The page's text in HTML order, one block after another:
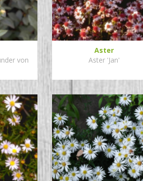
von
Aster
Aster 'Jan'